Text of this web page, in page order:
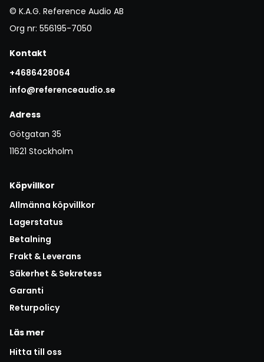
© K.A.G. Reference Audio AB
Org nr: 556195-7050
Kontakt
+4686428064
info@referenceaudio.se
Adress
Götgatan 35
11621 Stockholm
Köpvillkor
Allmänna köpvillkor
Lagerstatus
Betalning
Frakt & Leverans
Säkerhet & Sekretess
Garanti
Returpolicy
Läs mer
Hitta till oss